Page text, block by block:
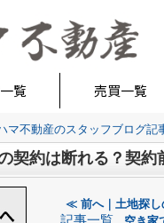
覧 売買一覧
マ不動産のスタッフブログ記
契約は断れる？契
≪ 前へ｜土地探し